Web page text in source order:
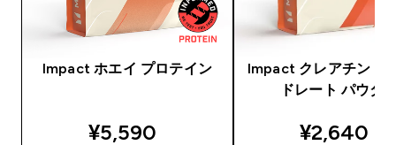
Impact ホエイ プロテイン
discounted price
¥5,590‎
Impact クレアチン モ
ドレート パウダ
¥2,640‎